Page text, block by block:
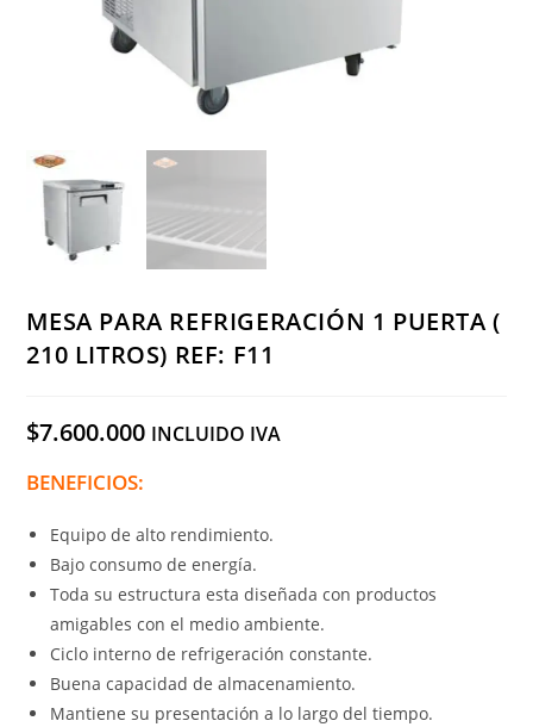
MESA PARA REFRIGERACIÓN 1 PUERTA (
210 LITROS) REF: F11
$7.600.000 INCLUIDO IVA
BENEFICIOS:
Equipo de alto rendimiento.
Bajo consumo de energía.
Toda su estructura esta diseñada con productos
amigables con el medio ambiente.
Ciclo interno de refrigeración constante.
Buena capacidad de almacenamiento.
Mantiene su presentación a lo largo del tiempo.